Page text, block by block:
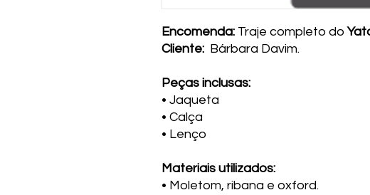
Encomenda: Traje completo do
Cliente: Bárbara Davim.
Peças inclusas:
• Jaqueta
• Calça
• Lenço
Materiais utilizados:
• Moletom, ribana e oxford.